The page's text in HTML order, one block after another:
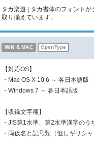
タカ楽遊 | タカ書体のフォント
取り揃えています。
WIN & MAC OpenType
【対応OS】
・Mac OS X 10.6 ～ 各日本語版
・Windows 7 ～ 各日本語版
【収録文字種】
・JIS第1水準、第2水準漢字のう
・両仮名と記号類（但しギリシ